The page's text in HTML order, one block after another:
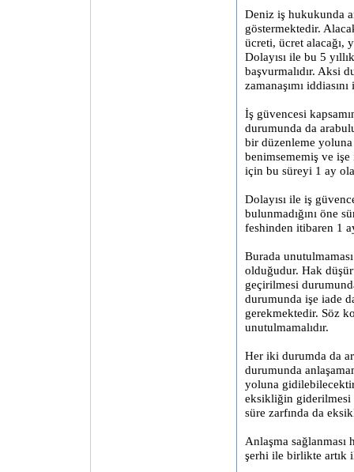
Deniz iş hukukunda
göstermektedir.
ücreti, ücret alacağı,
Dolayısı ile bu 5
başvurmalıdır. Aksi
zamanaşımı
İş güvencesi
durumunda da
bir düzenleme yoluna
benimsememiş ve işe
için bu süreyi 1 ay
Dolayısı ile iş
bulunmadığını öne
feshinden itibaren 1
Burada
olduğudur. Hak
geçirilmesi
durumunda işe iade
gerekmektedir. Söz
unutulmamalıdır.
Her iki durumda da
durumunda
yoluna
eksikliğin giderilmesi
süre zarfında da
Anlaşma
şerhi ile birlikte artık